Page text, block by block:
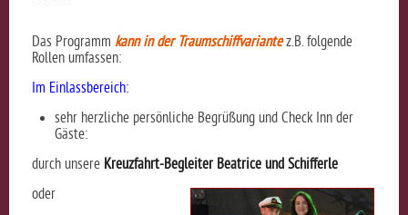
Das Programm kann in der Traumschiffvariantez.B. folgende
Rollen umfassen:
Im Einlassbereich:
sehr herzliche persönliche Begrüßung und Check Inn der
Gäste:
durch unsere Kreuzfahrt-Begleiter Beatrice und Schifferle
oder